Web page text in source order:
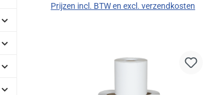
Prijzen incl. BTW en excl. verzendkosten